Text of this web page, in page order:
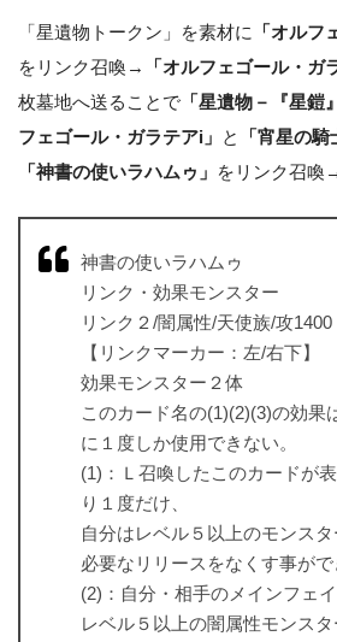
「星遺物トークン」を素材に 「オルフ
をリンク召喚→
「オルフェゴール・ガ
枚墓地へ送ることで 「星遺物－『星鎧
フェゴール・ガラテアi」 と 「宵星の騎
「神書の使いラハムゥ」 をリンク召喚
神書の使いラハムゥ
リンク・効果モンスター
リンク２/闇属性/天使族/攻1400
【リンクマーカー：左/右下】
効果モンスター２体
このカード名の(1)(2)(3)の効果
に１度しか使用できない。
(1)：Ｌ召喚したこのカードが
り１度だけ、
自分はレベル５以上のモンス
必要なリリースをなくす事がで
(2)：自分・相手のメインフェ
レベル５以上の闇属性モンス